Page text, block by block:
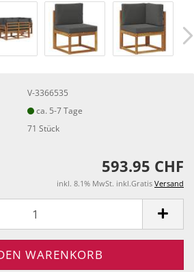
V-3366535
ca. 5-7 Tage
71Stück
593.95 CHF
inkl. 8.1% MwSt. inkl.Gratis Versand